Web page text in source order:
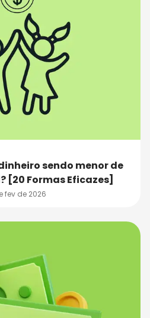
sendo menor de
[20 Formas Eficazes]
fev de 2026